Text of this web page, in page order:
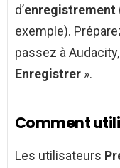
d’enregistrement
exemple).
passez à
Enregistrer ».
Comment
Les utilisateurs